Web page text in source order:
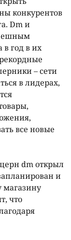
конкурентов
Dm и
год в их
– сети
в лидерах,
все новые
dm открыл
и
магазину
что